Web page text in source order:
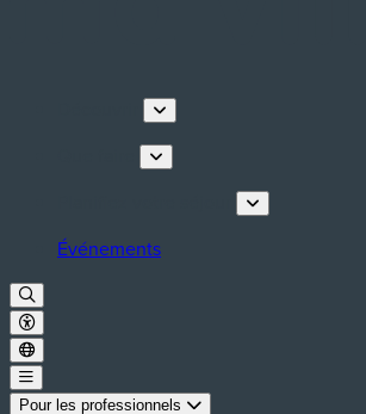
Événements
Pour les professionnels